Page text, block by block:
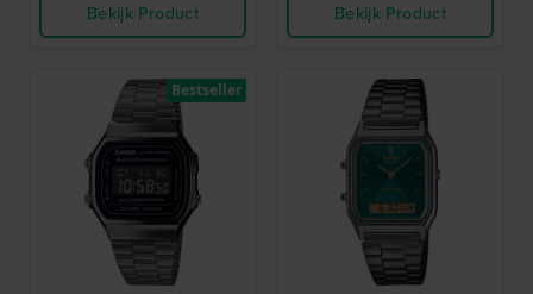
Bekijk Product
Bekijk Product
Bestseller